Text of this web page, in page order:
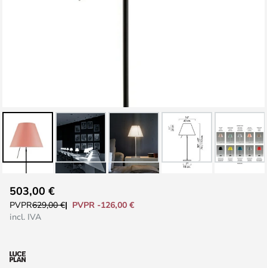
comienzo
galería
503,00 €
PVPR629,00 €
PVPR -126,00 €
incl. IVA